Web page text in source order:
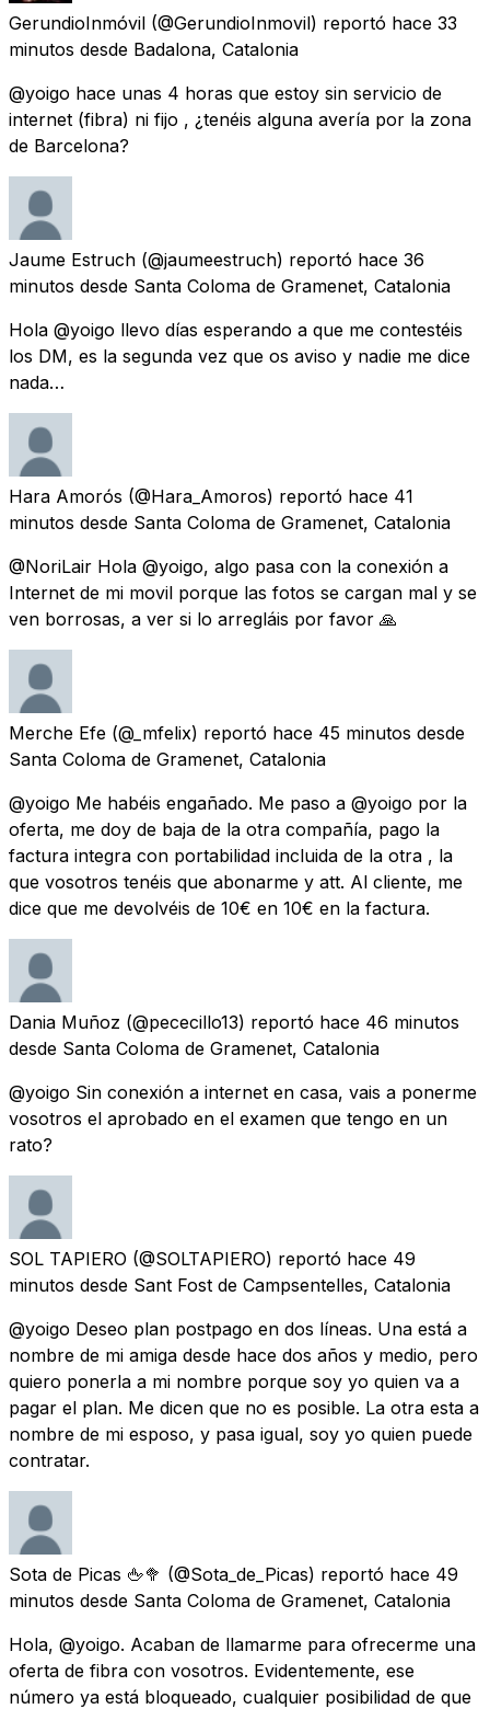
GerundioInmóvil (@GerundioInmovil) reportó hace 33
minutos desde Badalona, Catalonia
@yoigo hace unas 4 horas que estoy sin servicio de
internet (fibra) ni fijo , ¿tenéis alguna avería por la zona
de Barcelona?
Jaume Estruch (@jaumeestruch) reportó hace 36
minutos desde Santa Coloma de Gramenet, Catalonia
Hola @yoigo llevo días esperando a que me contestéis
los DM, es la segunda vez que os aviso y nadie me dice
nada…
Hara Amorós (@Hara_Amoros) reportó hace 41
minutos desde Santa Coloma de Gramenet, Catalonia
@NoriLair Hola @yoigo, algo pasa con la conexión a
Internet de mi movil porque las fotos se cargan mal y se
ven borrosas, a ver si lo arregláis por favor 🙏
Merche Efe (@_mfelix) reportó hace 45 minutos desde
Santa Coloma de Gramenet, Catalonia
@yoigo Me habéis engañado. Me paso a @yoigo por la
oferta, me doy de baja de la otra compañía, pago la
factura integra con portabilidad incluida de la otra , la
que vosotros tenéis que abonarme y att. Al cliente, me
dice que me devolvéis de 10€ en 10€ en la factura.
Dania Muñoz (@pececillo13) reportó hace 46 minutos
desde Santa Coloma de Gramenet, Catalonia
@yoigo Sin conexión a internet en casa, vais a ponerme
vosotros el aprobado en el examen que tengo en un
rato?
SOL TAPIERO (@SOLTAPIERO) reportó hace 49
minutos desde Sant Fost de Campsentelles, Catalonia
@yoigo Deseo plan postpago en dos líneas. Una está a
nombre de mi amiga desde hace dos años y medio, pero
quiero ponerla a mi nombre porque soy yo quien va a
pagar el plan. Me dicen que no es posible. La otra esta a
nombre de mi esposo, y pasa igual, soy yo quien puede
contratar.
Sota de Picas 🖕🥦 (@Sota_de_Picas) reportó hace 49
minutos desde Santa Coloma de Gramenet, Catalonia
Hola, @yoigo. Acaban de llamarme para ofrecerme una
oferta de fibra con vosotros. Evidentemente, ese
número ya está bloqueado, cualquier posibilidad de que